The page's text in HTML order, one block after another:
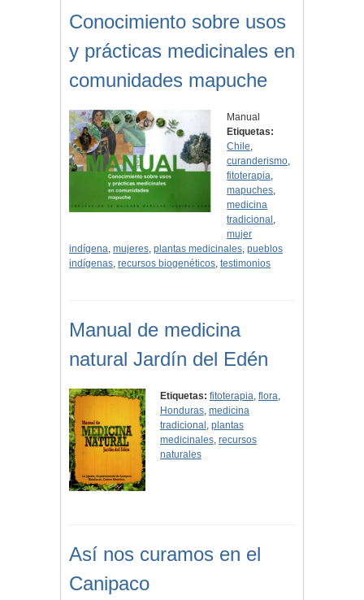
Conocimiento sobre usos
y prácticas medicinales en
comunidades mapuche
Manual
Etiquetas:
Chile,
curanderismo,
fitoterapia,
mapuches,
medicina
tradicional ,
mujer
indígena, mujeres, plantas medicinales, pueblos
indígenas, recursos biogenéticos, testimonios
Manual de medicina
natural Jardín del Edén
Etiquetas: fitoterapia, flora,
Honduras, medicina
tradicional , plantas
medicinales, recursos
naturales
Así nos curamos en el
Canipaco